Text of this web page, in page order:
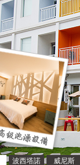
波西塔諾 威尼斯